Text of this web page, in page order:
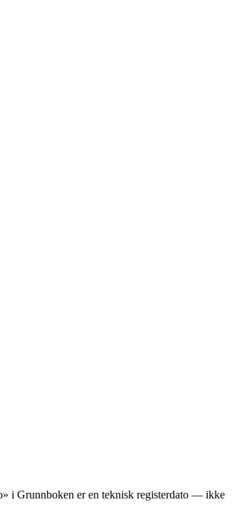
i Grunnboken er en teknisk registerdato — ikke